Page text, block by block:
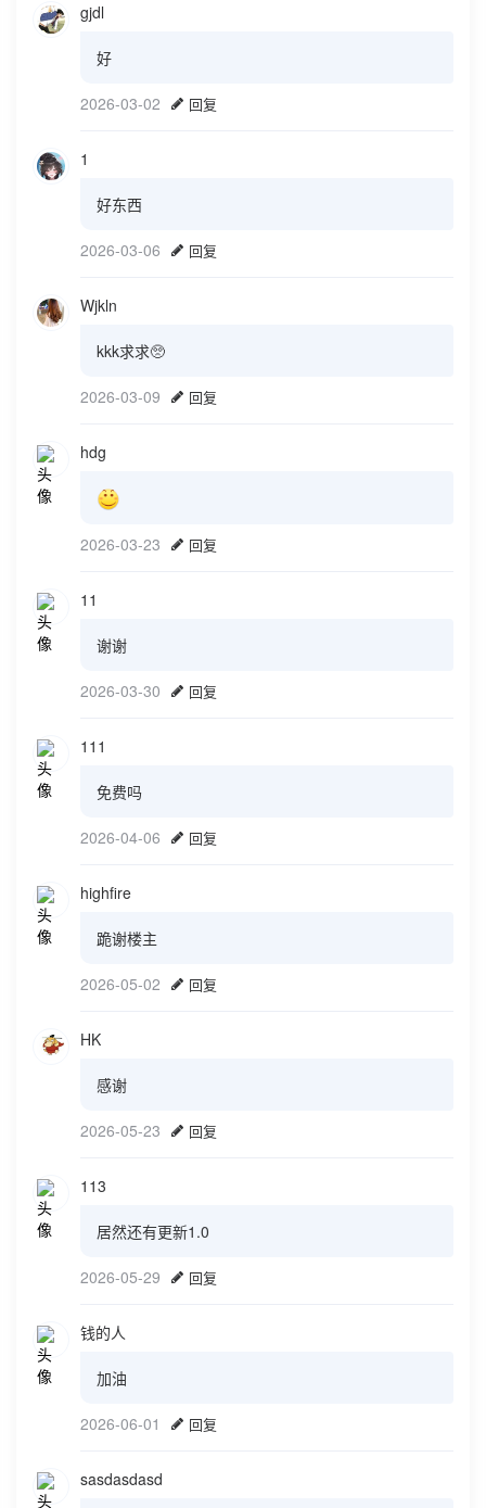
gjdl
好
2026-03-02 回复
1
好东西
2026-03-06 回复
Wjkln
kkk求求🥺
2026-03-09 回复
hdg
2026-03-23 回复
11
谢谢
2026-03-30 回复
111
免费吗
2026-04-06 回复
highfire
跪谢楼主
2026-05-02 回复
HK
感谢
2026-05-23 回复
113
居然还有更新1.0
2026-05-29 回复
钱的人
加油
2026-06-01 回复
sasdasdasd